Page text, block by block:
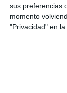
sus preferencias
momento
"Privacidad" en
Hermanas
Andalucía. El
nado en la que